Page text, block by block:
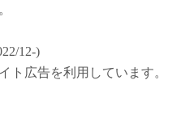
12-)
広告を利用しています。